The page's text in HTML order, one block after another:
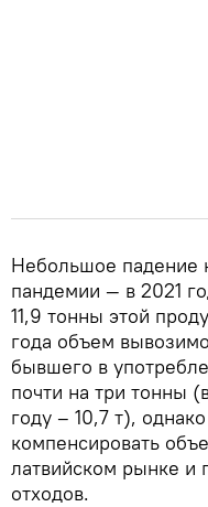
Небольшое падение
пандемии — в 2021
11,9 тонны этой
года объем
бывшего в
почти на три тонны
году – 10,7 т),
компенсировать
латвийском рынке и
отходов.